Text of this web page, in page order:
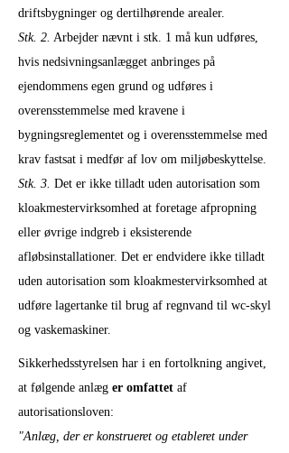
driftsbygninger og dertilhørende arealer.
Stk. 2. Arbejder nævnt i stk. 1 må kun udføres,
hvis nedsivningsanlægget anbringes på
ejendommens egen grund og udføres i
overensstemmelse med kravene i
bygningsreglementet og i overensstemmelse med
krav fastsat i medfør af lov om miljøbeskyttelse.
Stk. 3. Det er ikke tilladt uden autorisation som
kloakmestervirksomhed at foretage afpropning
eller øvrige indgreb i eksisterende
afløbsinstallationer. Det er endvidere ikke tilladt
uden autorisation som kloakmestervirksomhed at
udføre lagertanke til brug af regnvand til wc-skyl
og vaskemaskiner.
Sikkerhedsstyrelsen har i en fortolkning angivet,
at følgende anlæg er omfattet af
autorisationsloven:
"Anlæg, der er konstrueret og etableret under